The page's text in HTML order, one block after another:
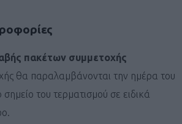
πακέτων συμμετοχής
θα παραλαμβάνονται την ημέρα του
του τερματισμού σε ειδικά